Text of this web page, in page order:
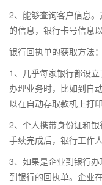
2、能够查询客户信息
的信息，银行卡号信息
银行回执单的获取方法：
1、几乎每家银行都设
办理业务时，比如到自
以在自动存取款机上打
2、个人携带身份证和
手续完成后，银行工作
3、如果是企业到银行
到银行的回执单。企业